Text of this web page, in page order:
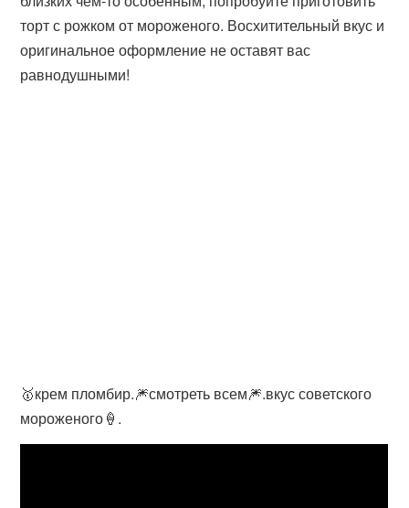
торт с рожком от мороженого. Восхитительный вкус и
оригинальное оформление не оставят вас
равнодушными!
🥇крем пломбир.🎆смотреть всем🎆.вкус советского
мороженого🍦.